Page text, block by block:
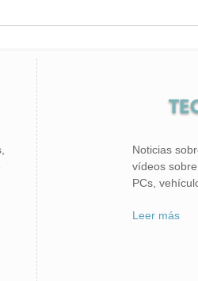
Noticias
vídeos
PCs,
Leer más